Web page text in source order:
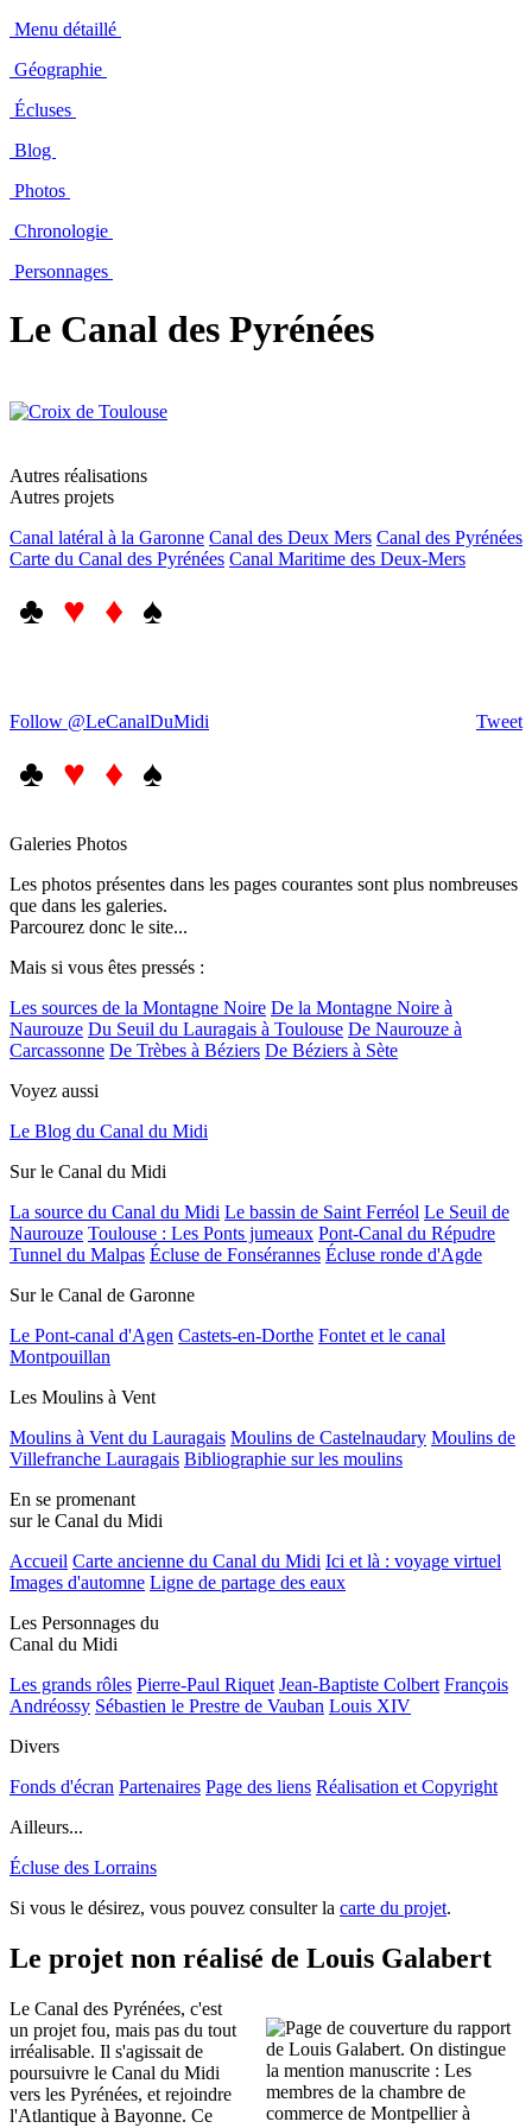
Menu détaillé
Géographie
Écluses
Blog
Photos
Chronologie
Personnages
Le Canal des Pyrénées
Autres réalisations
Autres projets
Canal latéral à la Garonne Canal des Deux Mers Canal des Pyrénées
Carte du Canal des Pyrénées Canal Maritime des Deux-Mers
♣ ♥ ♦ ♠
Tweet
Follow @LeCanalDuMidi
♣ ♥ ♦ ♠
Galeries Photos
Les photos présentes dans les pages courantes sont plus nombreuses
que dans les galeries.
Parcourez donc le site...
Mais si vous êtes pressés :
Les sources de la Montagne Noire De la Montagne Noire à
Naurouze Du Seuil du Lauragais à Toulouse De Naurouze à
Carcassonne De Trèbes à Béziers De Béziers à Sète
Voyez aussi
Le Blog du Canal du Midi
Sur le Canal du Midi
La source du Canal du Midi Le bassin de Saint Ferréol Le Seuil de
Naurouze Toulouse : Les Ponts jumeaux Pont-Canal du Répudre
Tunnel du Malpas Écluse de Fonsérannes Écluse ronde d'Agde
Sur le Canal de Garonne
Le Pont-canal d'Agen Castets-en-Dorthe Fontet et le canal
Montpouillan
Les Moulins à Vent
Moulins à Vent du Lauragais Moulins de Castelnaudary Moulins de
Villefranche Lauragais Bibliographie sur les moulins
En se promenant
sur le Canal du Midi
Accueil Carte ancienne du Canal du Midi Ici et là : voyage virtuel
Images d'automne Ligne de partage des eaux
Les Personnages du
Canal du Midi
Les grands rôles Pierre-Paul Riquet Jean-Baptiste Colbert François
Andréossy Sébastien le Prestre de Vauban Louis XIV
Divers
Fonds d'écran Partenaires Page des liens Réalisation et Copyright
Ailleurs...
Écluse des Lorrains
Si vous le désirez, vous pouvez consulter la carte du projet.
Le projet non réalisé de Louis Galabert
Le Canal des Pyrénées, c'est
un projet fou, mais pas du tout
irréalisable. Il s'agissait de
poursuivre le Canal du Midi
vers les Pyrénées, et rejoindre
l'Atlantique à Bayonne. Ce